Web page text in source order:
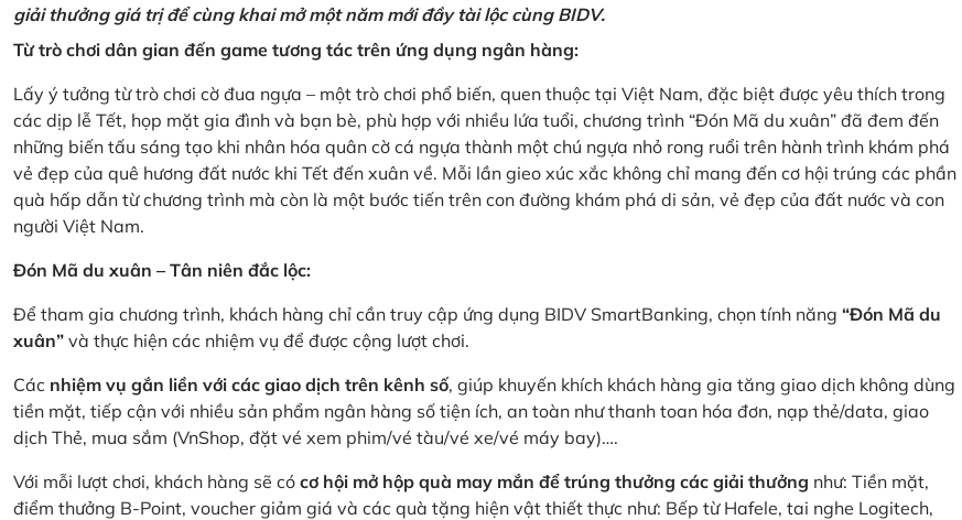
giải thưởng giá trị để cùng khai mở một năm mới đầy tài lộc cùng BIDV.
Từ trò chơi dân gian đến game tương tác trên ứng dụng ngân hàng:
Lấy ý tưởng từ trò chơi cờ đua ngựa – một trò chơi phổ biến, quen thuộc tại Việt Nam, đặc biệt được yêu thích trong
các dịp lễ Tết, họp mặt gia đình và bạn bè, phù hợp với nhiều lứa tuổi, chương trình “Đón Mã du xuân” đã đem đến
những biến tấu sáng tạo khi nhân hóa quân cờ cá ngựa thành một chú ngựa nhỏ rong ruổi trên hành trình khám phá
vẻ đẹp của quê hương đất nước khi Tết đến xuân về. Mỗi lần gieo xúc xắc không chỉ mang đến cơ hội trúng các phần
quà hấp dẫn từ chương trình mà còn là một bước tiến trên con đường khám phá di sản, vẻ đẹp của đất nước và con
người Việt Nam.
Đón Mã du xuân – Tân niên đắc lộc:
Để tham gia chương trình, khách hàng chỉ cần truy cập ứng dụng BIDV SmartBanking, chọn tính năng “Đón Mã du
xuân” và thực hiện các nhiệm vụ để được cộng lượt chơi.
Các nhiệm vụ gắn liền với các giao dịch trên kênh số, giúp khuyến khích khách hàng gia tăng giao dịch không dùng
tiền mặt, tiếp cận với nhiều sản phẩm ngân hàng số tiện ích, an toàn như thanh toan hóa đơn, nạp thẻ/data, giao
dịch Thẻ, mua sắm (VnShop, đặt vé xem phim/vé tàu/vé xe/vé máy bay)….
Với mỗi lượt chơi, khách hàng sẽ có cơ hội mở hộp quà may mắn để trúng thưởng các giải thưởng như: Tiền mặt,
điểm thưởng B-Point, voucher giảm giá và các quà tặng hiện vật thiết thực như: Bếp từ Hafele, tai nghe Logitech,